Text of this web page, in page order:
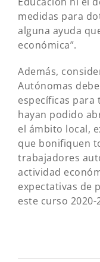
medidas para
alguna ayuda
económica”.
Además,
Autónomas
específicas para
hayan podido
el ámbito local,
que bonifiquen
trabajadores
actividad
expectativas de
este curso 2020-